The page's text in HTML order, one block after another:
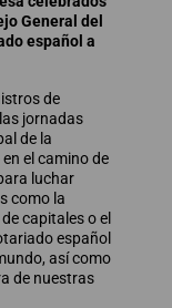
General del
español a
de
jornadas
de la
el camino de
luchar
como la
capitales o el
español
así como
de nuestras